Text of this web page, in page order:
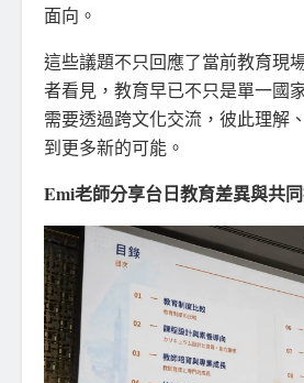
面向。
這些議題不只回應了當前教育現
者看見，教育早已不只是單一國
需要透過跨文化交流，彼此理解
到更多新的可能。
Emi老師分享台日教育差異與共